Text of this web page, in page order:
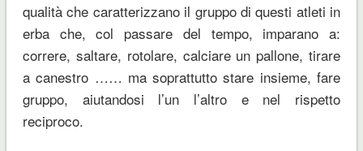
qualità che caratterizzano il gruppo di questi atleti in
erba che, col passare del tempo, imparano a:
correre, saltare, rotolare, calciare un pallone, tirare
a canestro …… ma soprattutto stare insieme, fare
gruppo, aiutandosi l’un l’altro e nel rispetto
reciproco.